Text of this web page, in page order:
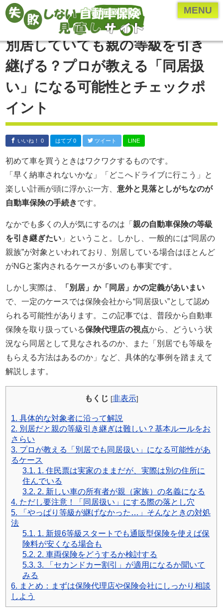
MENU
ページメニュー一覧
乗り換え(切り替え)・見直しについて
保険のプロ直伝、お得な情報やとっておきの情報
各保険会社・保険業界の研究
年齢・車種別の保険内容を検証
自動車保険の付随知識
自動車保険の基礎知識
運営者について
運営者：河原あたる
保険代理店に勤める現役の
保険営業マン。
代理店に勤める前は
保険業界に入るまで
自動車保険の知識は全くなかった。
現在では年間７００件以上の
年間３００件以上の
自動車事故の対応を行う。
自動車事故の場合には
直接現場に行き、
契約者と相手との交渉なども行う。
自動車保険の知識ゼロから様々な経験を重ねることで理解した
知識を、
もっと多くの人に知ってほしいと願い、このサイトを立ち上げ
サイト運営情報
プライバシーポリシー（個人情報保護方針）
免責事項
お問い合わせフォーム
サイトマップ
別居していても親の等級を引き
継げる？プロが教える「同居扱
い」になる可能性とチェックポ
イント
いいね！ 0 はてブ 0 ツイート LINE
初めて車を買うときはワクワクするものです。
「早く納車されないかな」「どこへドライブに行こう」と
楽しい計画が頭に浮かぶ一方、意外と見落としがちなのが
自動車保険の手続きです。
なかでも多くの人が気にするのは「親の自動車保険の等級
を引き継ぎたい 」ということ。しかし、一般的には“同居の
親族”が対象といわれており、別居している場合はほとんど
がNGと案内されるケースが多いのも事実です。
しかし実際は、
「別居」か「同居」かの定義があいまい
で、一定のケースでは保険会社から“同居扱い”として認め
られる可能性があります。この記事では、普段から自動車
保険を取り扱っている保険代理店の視点から、どういう状
況なら同居として見なされるのか、また「別居でも等級を
もらえる方法はあるのか」など、具体的な事例を踏まえて
解説します。
もくじ [非表示]
1. 具体的な対象者に沿って解説
2. 別居だと親の等級引き継ぎは難しい？基本ルールをお
さらい
3. プロが教える「別居でも同居扱い」になる可能性があ
るケース
3.1. 1. 住民票は実家のままだが、実際は別の住所に
住んでいる
3.2. 2. 新しい車の所有者が親（家族）の名義になる
4. ただし要注意！「同居扱い」にする際の落とし穴
5. 「やっぱり等級が継げなかった…」そんなときの対処
法
5.1. 1. 新規6等級スタートでも通販型保険を使えば保
険料が安くなる場合も
5.2. 2. 車両保険をどうするか検討する
5.3. 3. 「セカンドカー割引」が適用になるか聞いて
みる
6. まとめ：まずは保険代理店や保険会社にしっかり相談
しよう